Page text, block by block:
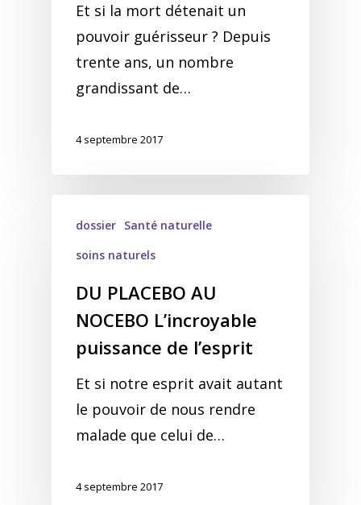
Et si la mort détenait un
pouvoir guérisseur ? Depuis
trente ans, un nombre
grandissant de…
4 septembre 2017
dossier Santé naturelle
soins naturels
DU PLACEBO AU
NOCEBO L’incroyable
puissance de l’esprit
Et si notre esprit avait autant
le pouvoir de nous rendre
malade que celui de…
4 septembre 2017